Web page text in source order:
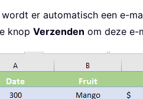
Set xOutMail =
Set xOutApp = Nothing
End
wordt er automatisch een e-
knop Verzenden om deze e-